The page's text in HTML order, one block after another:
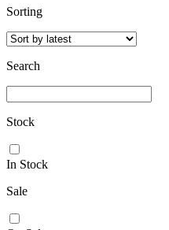
Sorting
Search
Stock
In Stock
Sale